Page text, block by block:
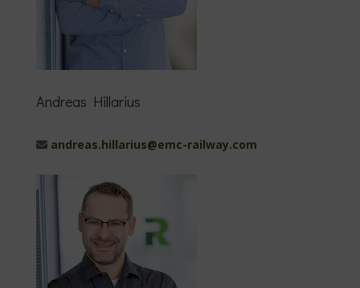
Andreas Hillarius
andreas.hillarius@emc-railway.com